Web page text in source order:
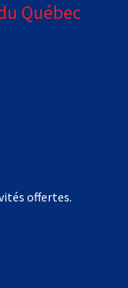
Québec
offertes.